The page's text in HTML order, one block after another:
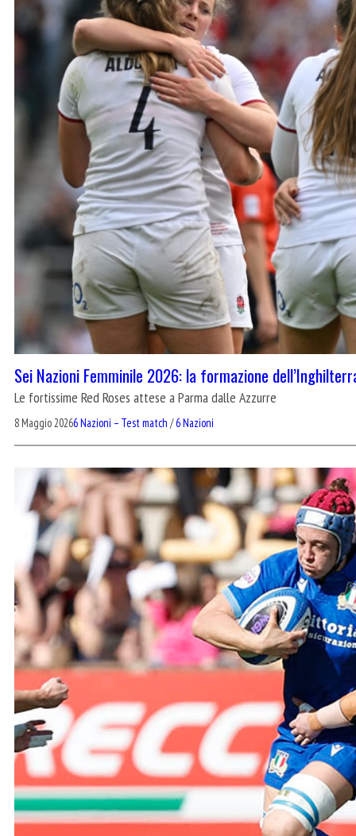
Sei Nazioni Femminile 2026: la formazione
Le fortissime Red Roses attese a Parma dalle Azzurre
8 Maggio 20266 Nazioni – Test match /6 Nazioni